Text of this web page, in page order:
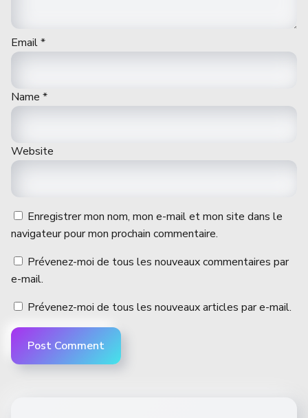
Email*
Name *
Website
Enregistrer mon nom, mon e-mail et mon site dans le
navigateur pour mon prochain commentaire.
Prévenez-moi de tous les nouveaux commentaires par
e-mail.
Prévenez-moi de tous les nouveaux articles par e-mail.